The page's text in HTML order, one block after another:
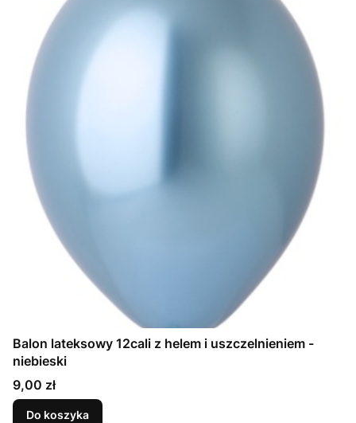
Balon lateksowy 12cali z helem i uszczelnieniem -
niebieski
Cena
9,00 zł
Do koszyka